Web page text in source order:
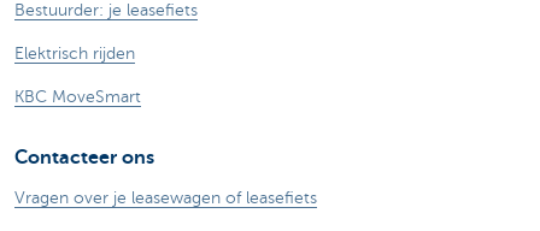
Bestuurder: je leasefiets
Elektrisch rijden
KBC MoveSmart
Contacteer ons
Vragen over je leasewagen of leasefiets